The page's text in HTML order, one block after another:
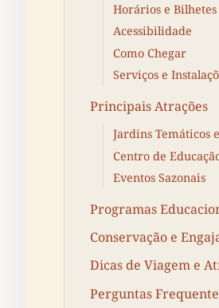
Horários e Bilhetes
Acessibilidade
Como Chegar
Serviços e
Principais Atrações
Jardins Temáticos
Centro de
Eventos Sazonais
Programas
Conservação e
Dicas de Viagem e
Perguntas